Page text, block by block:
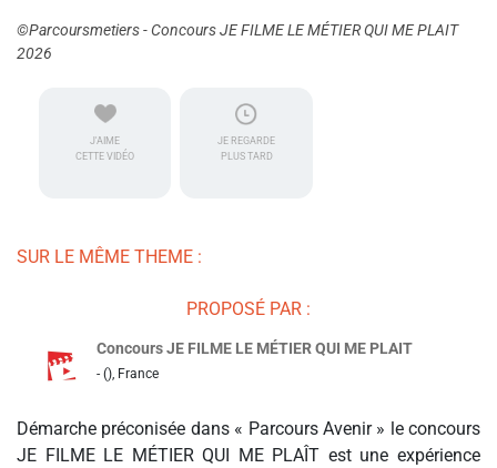
©Parcoursmetiers - Concours JE FILME LE MÉTIER QUI ME PLAIT
2026
J'AIME
CETTE VIDÉO
JE REGARDE
PLUS TARD
SUR LE MÊME THEME :
PROPOSÉ PAR :
Concours JE FILME LE MÉTIER QUI ME PLAIT
- (), France
Démarche préconisée dans « Parcours Avenir » le concours
JE FILME LE MÉTIER QUI ME PLAÎT est une expérience